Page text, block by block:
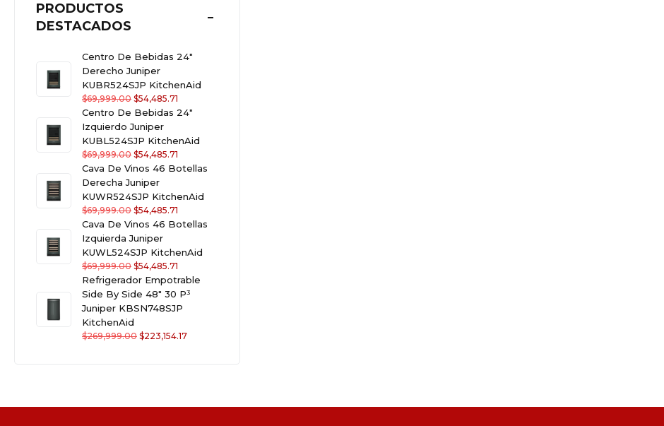
PRODUCTOS
DESTACADOS
Centro De Bebidas 24"
Derecho Juniper
KUBR524SJP KitchenAid
$69,999.00 $54,485.71
Centro De Bebidas 24"
Izquierdo Juniper
KUBL524SJP KitchenAid
$69,999.00 $54,485.71
Cava De Vinos 46 Botellas
Derecha Juniper
KUWR524SJP KitchenAid
$69,999.00 $54,485.71
Cava De Vinos 46 Botellas
Izquierda Juniper
KUWL524SJP KitchenAid
$69,999.00 $54,485.71
Refrigerador Empotrable
Side By Side 48" 30 P³
Juniper KBSN748SJP
KitchenAid
$269,999.00 $223,154.17